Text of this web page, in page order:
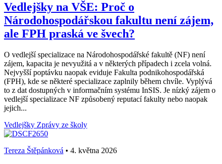
Vedlejšky na VŠE: Proč o
Národohospodářskou fakultu není zájem,
ale FPH praská ve švech?
O vedlejší specializace na Národohospodářské fakultě (NF) není
zájem, kapacita je nevyužitá a v některých případech i zcela volná.
Nejvyšší poptávku naopak eviduje Fakulta podnikohospodářská
(FPH), kde se některé specializace zaplnily během chvíle. Vyplývá
to z dat dostupných v informačním systému InSIS. Je nízký zájem o
vedlejší specializace NF způsobený reputací fakulty nebo naopak
jejich...
Vedlejšky Zprávy ze školy
Tereza Štěpánková • 4. května 2026